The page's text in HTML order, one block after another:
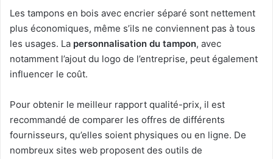
Les tampons en bois avec encrier séparé sont nettement
plus économiques, même s’ils ne conviennent pas à tous
les usages. La personnalisation du tampon, avec
notamment l’ajout du logo de l’entreprise, peut également
influencer le coût.
Pour obtenir le meilleur rapport qualité-prix, il est
recommandé de comparer les offres de différents
fournisseurs, qu’elles soient physiques ou en ligne. De
nombreux sites web proposent des outils de